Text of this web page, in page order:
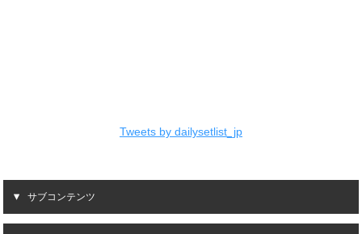
Tweets by dailysetlist_jp
サブコンテンツ